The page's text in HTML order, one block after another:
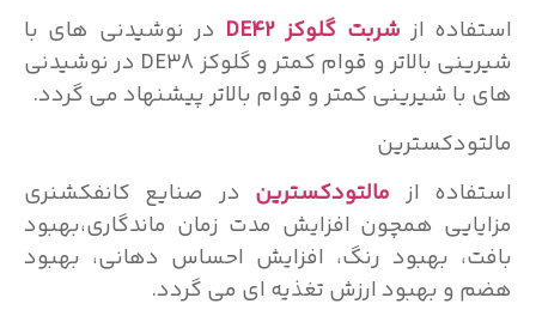
استفاده از شربت گلوکز DE42
در نوشیدنی های با
شیرینی بالاتر و قوام کمتر و گلوکز DE38 در نوشیدنی
های با شیرینی کمتر و قوام بالاتر پیشنهاد می گردد.
مالتودکسترین
استفاده از مالتودکسترین در صنایع کانفکشنری
مزایایی همچون افزایش مدت زمان ماندگاری،بهبود
بافت، بهبود رنگ، افزایش احساس دهانی، بهبود
هضم و بهبود ارزش تغذیه ای می گردد.